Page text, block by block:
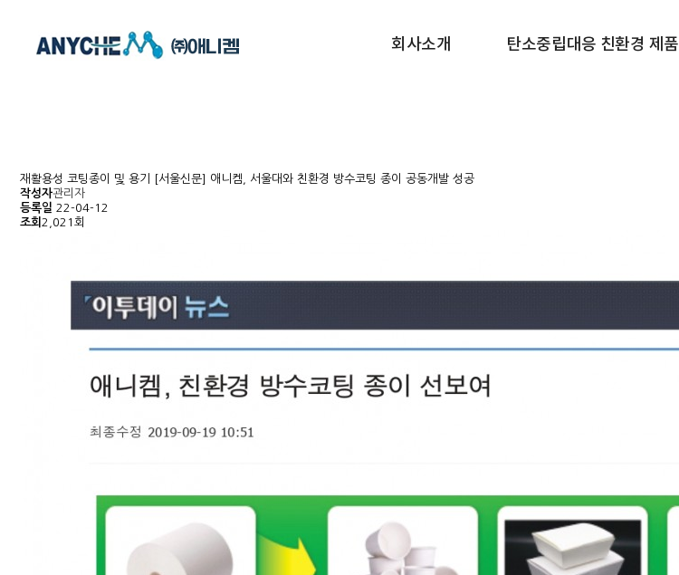
회사소개 탄소중립대응 친환경 제품
재활용성 코팅종이 및 용기
[서울신문] 애니켐, 서울대와 친환경 방수코팅 종이 공동개발 성공
작성자관리자
등록일 22-04-12
조회 2,021회